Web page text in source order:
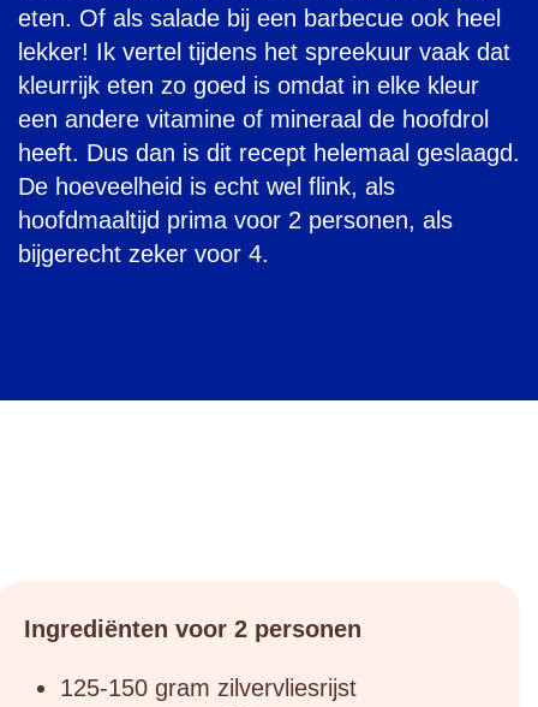
eten. Of als salade bij een barbecue ook heel
lekker! Ik vertel tijdens het spreekuur vaak dat
kleurrijk eten zo goed is omdat in elke kleur
een andere vitamine of mineraal de hoofdrol
heeft. Dus dan is dit recept helemaal geslaagd.
De hoeveelheid is echt wel flink, als
hoofdmaaltijd prima voor 2 personen, als
bijgerecht zeker voor 4.
Ingrediënten voor 2 personen
125-150 gram zilvervliesrijst